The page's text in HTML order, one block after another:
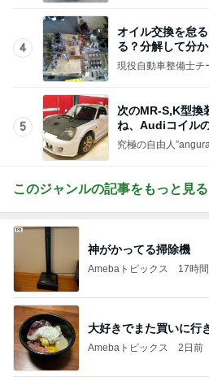
4
オイル交換を怠
る？分解して分
実態
現役自動車整備士チ
5
次のMR-S,K型換
ね、Audiコイル
究極の自由人
このジャンルの記事をもっと見る
神がかってる掃除機
Amebaトピックス 17時
大好きでまた買いに行
Amebaトピックス 2日前